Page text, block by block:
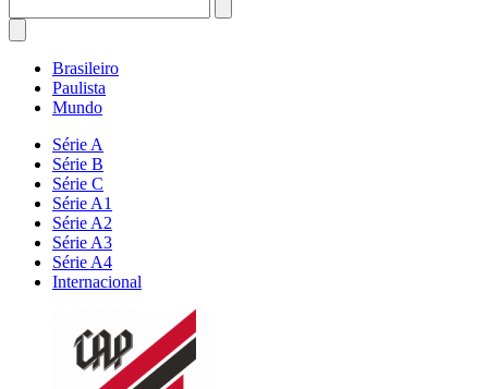
Brasileiro
Paulista
Mundo
Série A
Série B
Série C
Série A1
Série A2
Série A3
Série A4
Internacional